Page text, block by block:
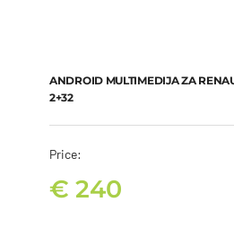
ANDROID MULTIMEDIJA ZA
2+32
Price:
€ 240